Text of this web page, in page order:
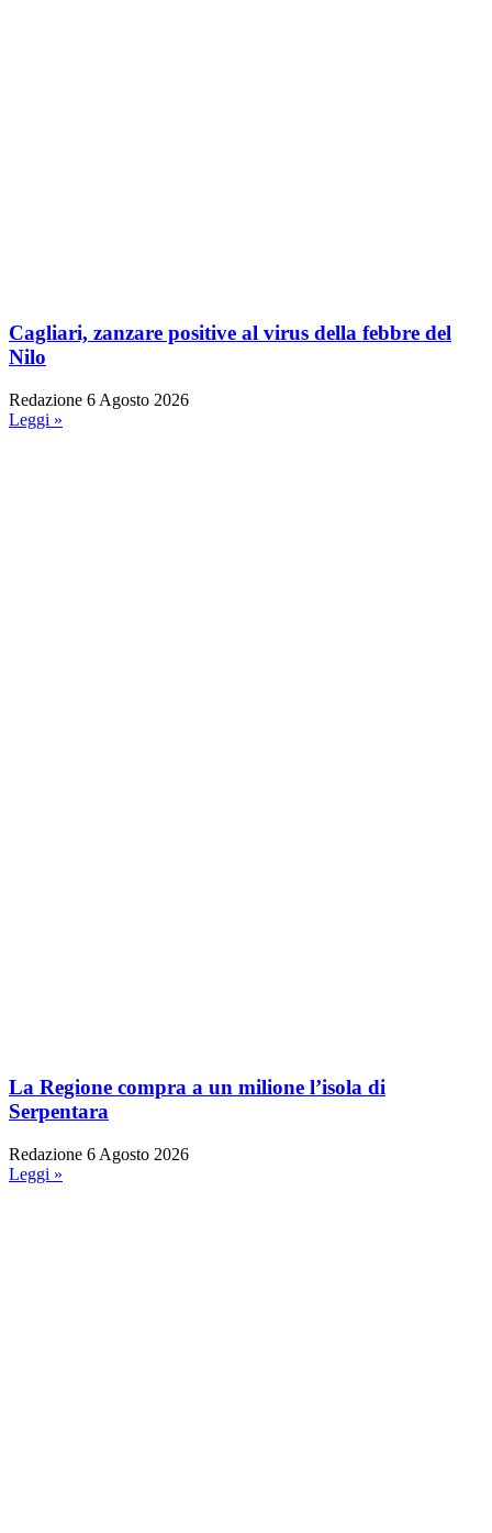
Cagliari, zanzare positive al virus della febbre del
Nilo
Redazione 6 Agosto 2026
Leggi »
La Regione compra a un milione l’isola di
Serpentara
Redazione 6 Agosto 2026
Leggi »